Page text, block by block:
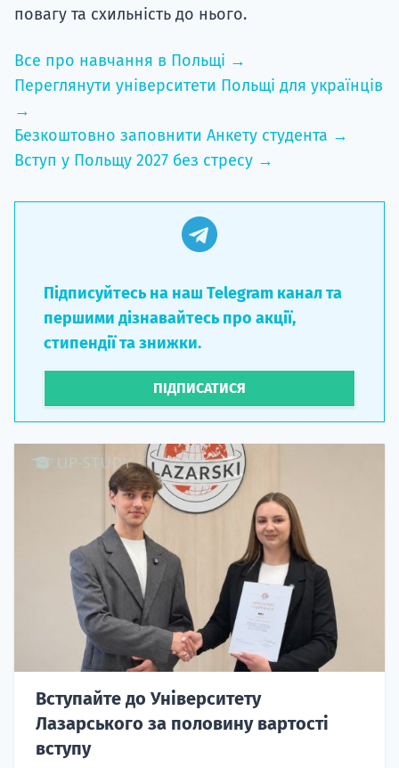
повагу та схильність до нього.
Все про навчання в Польщі →
Переглянути університети Польщі для українців
→
Безкоштовно заповнити Анкету студента →
Вступ у Польщу 2027 без стресу →
Підписуйтесь на наш Telegram канал та
першими дізнавайтесь про акції,
стипендії та знижки.
ПІДПИСАТИСЯ
Вступайте до Університету
Лазарського за половину вартості
вступу